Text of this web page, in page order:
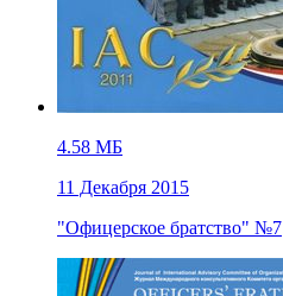
4.58 МБ
11 Декабря 2015
"Офицерское братство" №7